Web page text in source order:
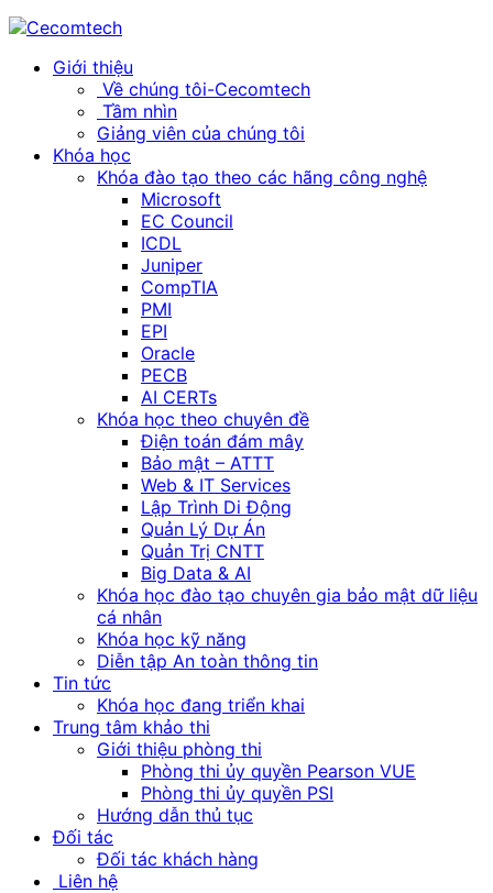
Giới thiệu
Về chúng tôi-Cecomtech
Tầm nhìn
Giảng viên của chúng tôi
Khóa học
Khóa đào tạo theo các hãng công nghệ
Microsoft
EC Council
ICDL
Juniper
CompTIA
PMI
EPI
Oracle
PECB
AI CERTs
Khóa học theo chuyên đề
Điện toán đám mây
Bảo mật – ATTT
Web & IT Services
Lập Trình Di Động
Quản Lý Dự Án
Quản Trị CNTT
Big Data & AI
Khóa học đào tạo chuyên gia bảo mật dữ liệu
cá nhân
Khóa học kỹ năng
Diễn tập An toàn thông tin
Tin tức
Khóa học đang triển khai
Trung tâm khảo thi
Giới thiệu phòng thi
Phòng thi ủy quyền Pearson VUE
Phòng thi ủy quyền PSI
Hướng dẫn thủ tục
Đối tác
Đối tác khách hàng
Liên hệ